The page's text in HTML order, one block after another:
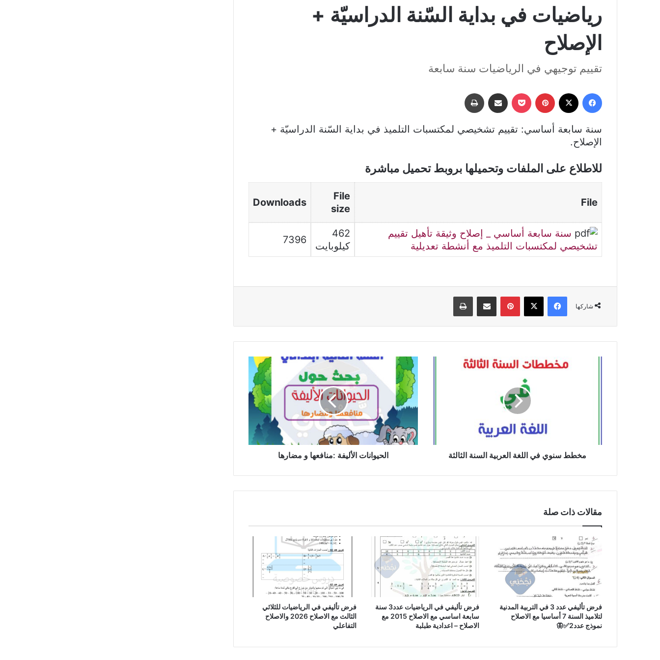
رياضيات في بداية السّنة الدراسيّة +
‏الإصلاح
تقييم توجيهي في الرياضيات سنة سابعة
فيسبوك بينتيريست ‫Pocket مشاركة عبر البريد
سنة سابعة أساسي: تقییم تشخيصي لمكتسبات التلميذ في بداية السّنة الدراسيّة +
‏الإصلاح.
للاطلاع على الملفات وتحميلها بروبط تحميل مباشرة
File
File
size
Downloads
سنة سابعة أساسي _ إصلاح وثيقة تأهيل تقییم
تشخيصي لمكتسبات التلميذ مع أنشطة تعديلية
462
كيلوبايت
7396
شاركها
فيسبوك ‫X بينتيريستمشاركة عبر البريد طباعة
مخطط سنوي في اللغة العربية السنة الثالثة
الحيوانات
الأليفة
:منافعها
مضارها
الحيوانات الأليفة :منافعها و مضارها
مقالات ذات صلة
فرض تأليفي عدد 3 في التربية المدنية
لتلاميذ السنة 7 أساسيا مع الاصلاح
نموذج عدد2✅🦋
فرض تأليفي في الرياضيات عدد3 سنة
سابعة اساسي مع الاصلاح 2015 مع
الاصلاح – اعدادية طبلبة
فرض تأليفي في الرياضيات للثلاثي
الثالث مع الاصلاح 2026 والاصلاح
التفاعلي